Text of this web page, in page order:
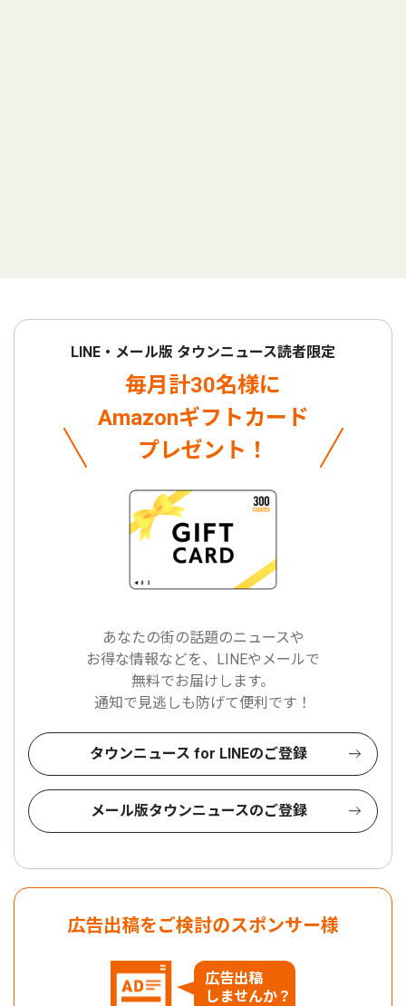
LINE・メール版 タウンニュース読者限定
毎月計30名様に
Amazonギフトカード
プレゼント！
あなたの街の話題のニュースや
お得な情報などを、LINEやメールで
無料でお届けします。
通知で見逃しも防げて便利です！
タウンニュース for LINEのご登録
メール版タウンニュースのご登録
広告出稿をご検討のスポンサー様
広告出稿
しませんか？